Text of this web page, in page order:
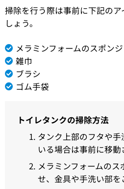
掃除を行う際は事前に下記の
しょう。
メラミンフォームのスポンジ
雑巾
ブラシ
ゴム手袋
トイレタンクの掃除方法
タンク上部のフタや
いる場合は事前に移動
メラミンフォームのス
せ、金具や手洗い部を